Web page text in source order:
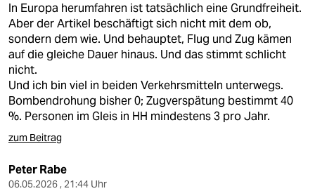
In Europa herumfahren ist tatsächlich eine Grundfreiheit.
Aber der Artikel beschäftigt sich nicht mit dem ob,
sondern dem wie. Und behauptet, Flug und Zug kämen
auf die gleiche Dauer hinaus. Und das stimmt schlicht
nicht.
Und ich bin viel in beiden Verkehrsmitteln unterwegs.
Bombendrohung bisher 0; Zugverspätung bestimmt 40
%. Personen im Gleis in HH mindestens 3 pro Jahr.
zum Beitrag
Peter Rabe
06.05.2026 , 21:44 Uhr